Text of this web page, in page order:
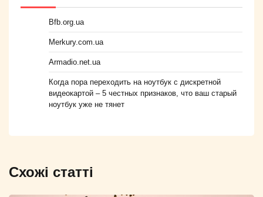
Bfb.org.ua
Merkury.com.ua
Armadio.net.ua
Когда пора переходить на ноутбук с дискретной
видеокартой – 5 честных признаков, что ваш старый
ноутбук уже не тянет
Схожі статті